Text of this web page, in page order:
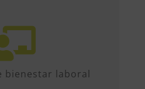
bienestar laboral
se llevarán a cabo
y jornadas de